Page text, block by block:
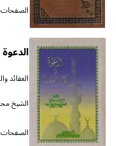
العقائد
الشيخ